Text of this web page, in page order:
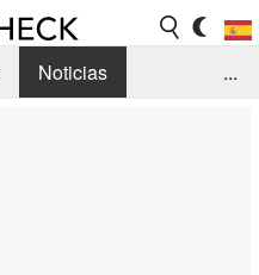
Noticias
...